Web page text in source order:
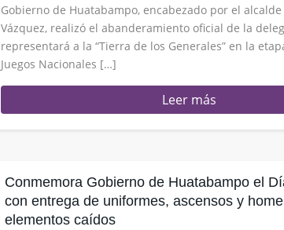
Gobierno de Huatabampo, encabezado por el alcalde
Vázquez, realizó el abanderamiento oficial de la
representará a la “Tierra de los Generales” en la
Juegos Nacionales […]
Leer más
Conmemora Gobierno de Huatabampo el
con entrega de uniformes, ascensos y
elementos caídos